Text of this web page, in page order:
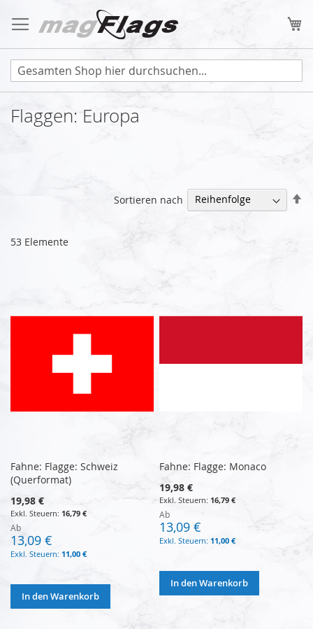
Inhalt
springen
Flaggen: Europa
53 Elemente
Sortieren nach
Fahne: Flagge: Schweiz
(Querformat)
19,98 €
16,79 €
Ab
13,09 €
11,00 €
In den Warenkorb
Fahne: Flagge: Monaco
19,98 €
16,79 €
Ab
13,09 €
11,00 €
In den Warenkorb